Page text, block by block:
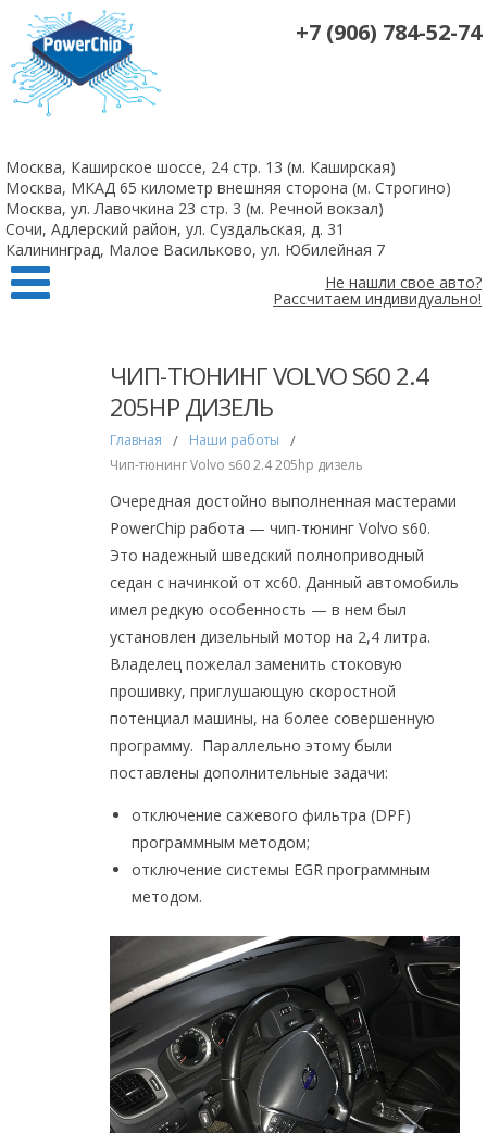
+7 (906) 784-52-74
Заказать
Москва, Каширское шоссе, 24 стр. 13 (м. Каширская)
Москва, МКАД 65 километр внешняя сторона (м. Строгино)
Москва, ул. Лавочкина 23 стр. 3 (м. Речной вокзал)
Сочи, Адлерский район, ул. Суздальская, д. 31
Калининград, Малое Васильково, ул. Юбилейная 7
Не нашли свое авто?
Рассчитаем индивидуально!
ЧИП-ТЮНИНГ VOLVO S60 2.4
205HP ДИЗЕЛЬ
Главная / Наши работы /
Чип-тюнинг Volvo s60 2.4 205hp дизель
Очередная достойно выполненная мастерами
PowerChip работа — чип-тюнинг Volvo s60.
Это надежный шведский полноприводный
седан с начинкой от xc60. Данный автомобиль
имел редкую особенность — в нем был
установлен дизельный мотор на 2,4 литра.
Владелец пожелал заменить стоковую
прошивку, приглушающую скоростной
потенциал машины, на более совершенную
программу. Параллельно этому были
поставлены дополнительные задачи:
отключение сажевого фильтра (DPF)
программным методом;
отключение системы EGR программным
методом.